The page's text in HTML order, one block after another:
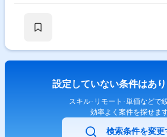
名増員予定) クライアント所属エンジニア2〜3
ツール:slack/timecrowd/esa.io ◆清算条件 140-180h ◆勤務場所:フルリモ
分) ただし8月以降は本社移転のため変更にな
11時から15時コアタイムのフレックス制(8時
度(コアタイム外かつ業務に支障のない範囲で
・面談ではコーディングテストを実施します。 ※週5日〜OKの案件です！
設定していない条件はあ
スキル･リモート･単価などで
効率よく案件を探せます
検索条件を変更